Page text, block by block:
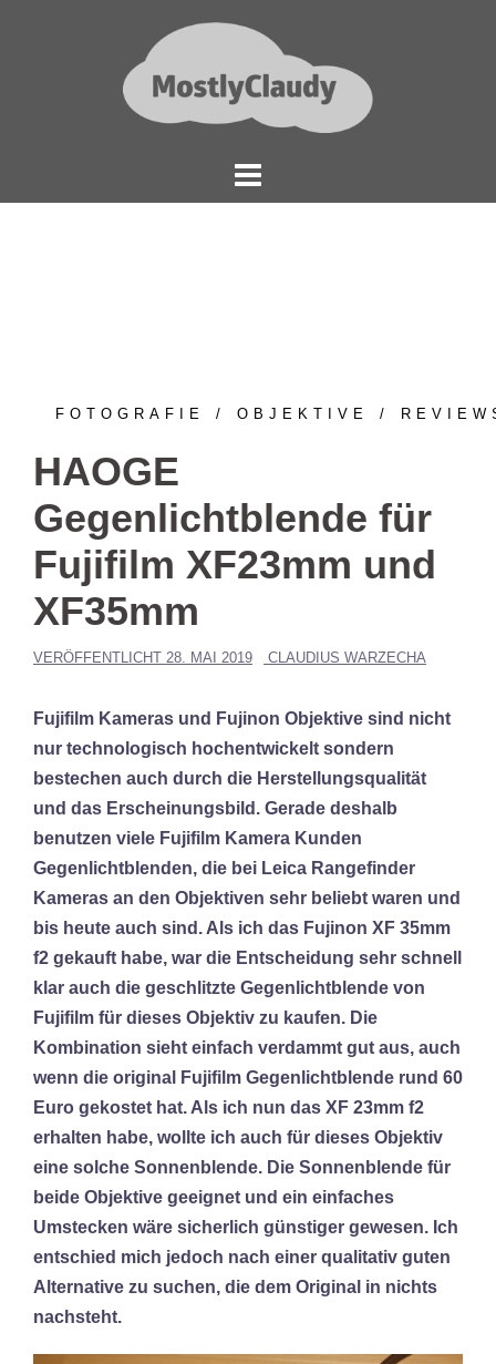
FOTOGRAFIE OBJEKTIVE
HAOGE
Gegenlichtblende für
Fujifilm XF23mm und
XF35mm
VERÖFFENTLICHT 28. MAI 2019 CLAUDIUS WARZECHA
Fujifilm Kameras und Fujinon Objektive sind nicht
nur technologisch hochentwickelt sondern
bestechen auch durch die Herstellungsqualität
und das Erscheinungsbild. Gerade deshalb
benutzen viele Fujifilm Kamera Kunden
Gegenlichtblenden, die bei Leica Rangefinder
Kameras an den Objektiven sehr beliebt waren und
bis heute auch sind. Als ich das Fujinon XF 35mm
f2 gekauft habe, war die Entscheidung sehr schnell
klar auch die geschlitzte Gegenlichtblende von
Fujifilm für dieses Objektiv zu kaufen. Die
Kombination sieht einfach verdammt gut aus, auch
wenn die original Fujifilm Gegenlichtblende rund 60
Euro gekostet hat. Als ich nun das XF 23mm f2
erhalten habe, wollte ich auch für dieses Objektiv
eine solche Sonnenblende. Die Sonnenblende für
beide Objektive geeignet und ein einfaches
Umstecken wäre sicherlich günstiger gewesen. Ich
entschied mich jedoch nach einer qualitativ guten
Alternative zu suchen, die dem Original in nichts
nachsteht.